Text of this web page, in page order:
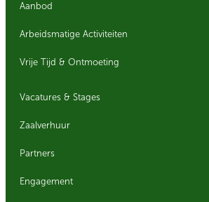
Aanbod
Arbeidsmatige Activiteiten
Vrije Tijd & Ontmoeting
Vacatures & Stages
Zaalverhuur
Partners
Engagement